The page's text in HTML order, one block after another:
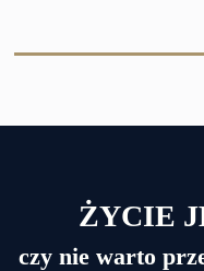
ŻYCIE
czy nie warto